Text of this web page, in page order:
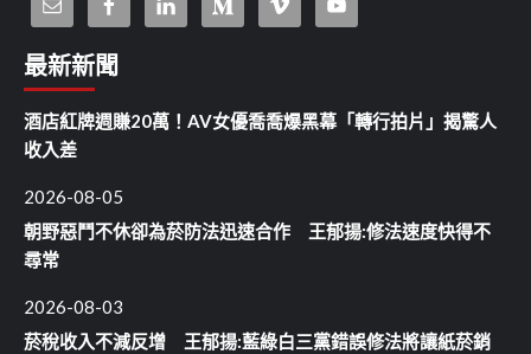
最新新聞
酒店紅牌週賺20萬！AV女優喬喬爆黑幕「轉行拍片」揭驚人
收入差
2026-08-05
朝野惡鬥不休卻為菸防法迅速合作 王郁揚:修法速度快得不
尋常
2026-08-03
菸稅收入不減反增 王郁揚:藍綠白三黨錯誤修法將讓紙菸銷